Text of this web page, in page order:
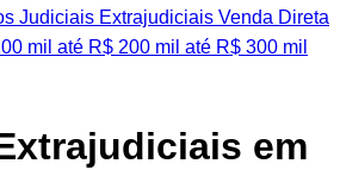
Judiciais Extrajudiciais Venda Direta
mil até R$ 200 mil até R$ 300 mil
em